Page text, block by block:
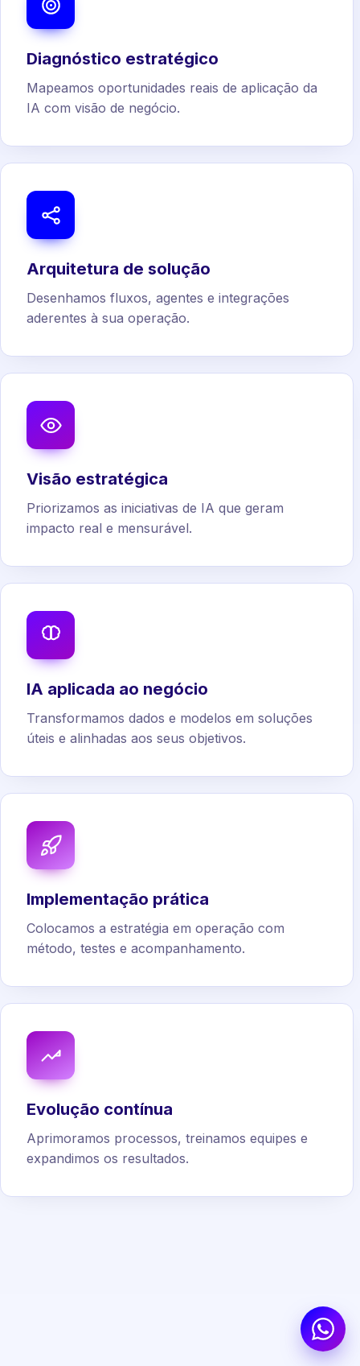
Diagnóstico estratégico
Mapeamos oportunidades reais de aplicação da
IA com visão de negócio.
Arquitetura de solução
Desenhamos fluxos, agentes e integrações
aderentes à sua operação.
Visão estratégica
Priorizamos as iniciativas de IA que geram
impacto real e mensurável.
IA aplicada ao negócio
Transformamos dados e modelos em soluções
úteis e alinhadas aos seus objetivos.
Implementação prática
Colocamos a estratégia em operação com
método, testes e acompanhamento.
Evolução contínua
Aprimoramos processos, treinamos equipes e
expandimos os resultados.